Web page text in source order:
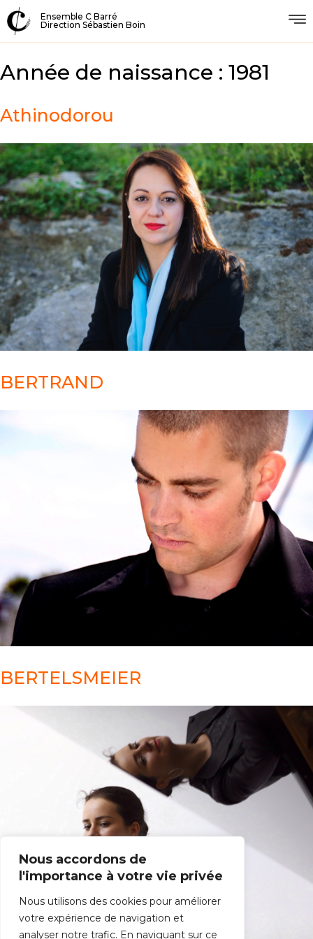
Nous accordons de
l'importance à votre vie privée
Nous utilisons des cookies pour améliorer
votre expérience de navigation et
analyser notre trafic. En naviguant sur ce
Ensemble C Barré
Direction Sébastien Boin
Année de naissance : 1981
Athinodorou
BERTRAND
BERTELSMEIER